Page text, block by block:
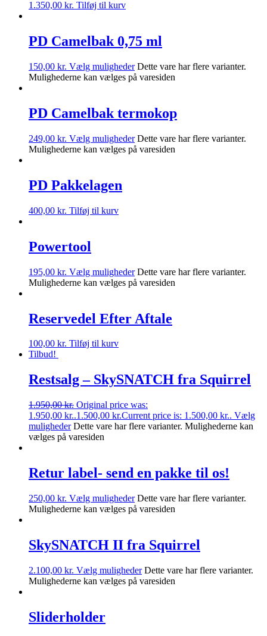
1.350,00 kr. Tilføj til kurv
PD Camelbak 0,75 ml
150,00 kr. Vælg muligheder Dette vare har flere varianter.
Mulighederne kan vælges på varesiden
PD Camelbak termokop
249,00 kr. Vælg muligheder Dette vare har flere varianter.
Mulighederne kan vælges på varesiden
PD Pakkelagen
400,00 kr. Tilføj til kurv
Powertool
195,00 kr. Vælg muligheder Dette vare har flere varianter.
Mulighederne kan vælges på varesiden
Reservedel Efter Aftale
100,00 kr. Tilføj til kurv
Tilbud!
Restsalg – SkySNATCH fra Squirrel
1.950,00kr. Original price was:
1.950,00 kr..1.500,00 kr.Current price is: 1.500,00 kr.. Vælg
muligheder Dette vare har flere varianter. Mulighederne kan
vælges på varesiden
Retur label- send en pakke til os!
250,00 kr. Vælg muligheder Dette vare har flere varianter.
Mulighederne kan vælges på varesiden
SkySNATCH II fra Squirrel
2.100,00 kr. Vælg muligheder Dette vare har flere varianter.
Mulighederne kan vælges på varesiden
Sliderholder